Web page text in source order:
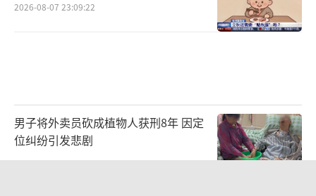
2026-08-07 23:09:22
男子将外卖员砍成植物人获刑8年 因定
位纠纷引发悲剧
2026-08-07 23:05:06